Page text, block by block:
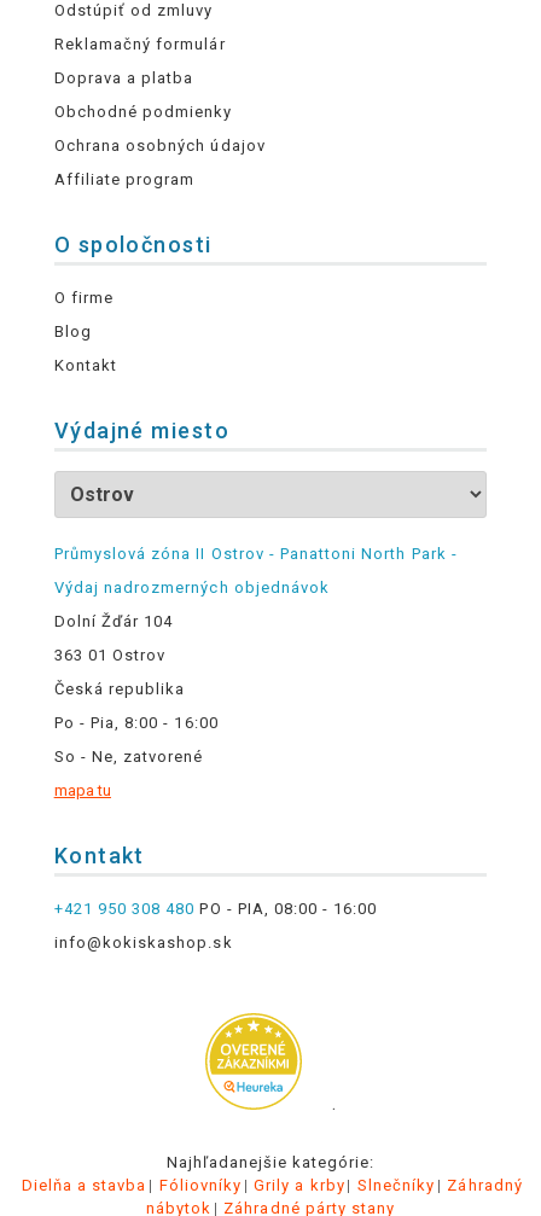
Odstúpiť od zmluvy
Reklamačný formulár
Doprava a platba
Obchodné podmienky
Ochrana osobných údajov
Affiliate program
O spoločnosti
O firme
Blog
Kontakt
Výdajné miesto
Průmyslová zóna II Ostrov - Panattoni North Park -
Výdaj nadrozmerných objednávok
Dolní Žďár 104
363 01 Ostrov
Česká republika
Po - Pia, 8:00 - 16:00
So - Ne, zatvorené
mapa tu
Kontakt
+421 950 308 480 PO - PIA, 08:00 - 16:00
info@kokiskashop.sk
.
Najhľadanejšie kategórie:
Dielňa a stavba
Fóliovníky Grily a krby Slnečníky
Záhradný
nábytok
Záhradné párty stany